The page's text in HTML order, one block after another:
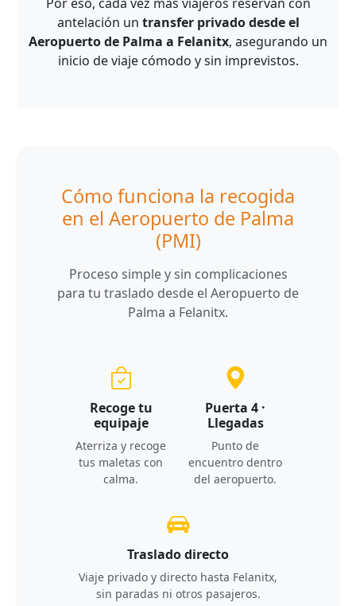
antelación un transfer privado desde el
Aeropuerto de Palma a Felanitx, asegurando un
inicio de viaje cómodo y sin imprevistos.
Cómo funciona la recogida
en el Aeropuerto de Palma
(PMI)
Proceso simple y sin complicaciones
para tu traslado desde el Aeropuerto de
Palma a Felanitx.
Recoge tu
equipaje
Aterriza y recoge
tus maletas con
calma.
Puerta 4 ·
Llegadas
Punto de
encuentro dentro
del aeropuerto.
Traslado directo
Viaje privado y directo hasta Felanitx,
sin paradas ni otros pasajeros.